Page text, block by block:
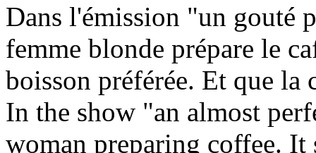
Dans l'émission "un gouté
femme blonde prépare le
boisson préférée. Et que la
In the show "an almost
woman preparing coffee.